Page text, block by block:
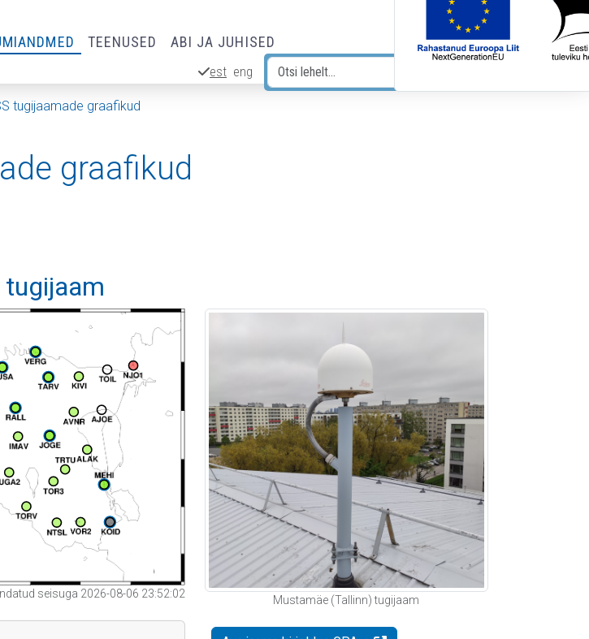
TEENUSED ABI JA JUHISED
est eng
tugijaamade graafikud
graafikud
seisuga 2026-08-06 23:52:02
Mustamäe (Tallinn) tugijaam